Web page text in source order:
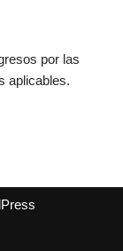
por las
aplicables.